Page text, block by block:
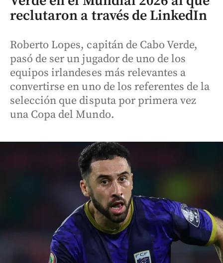
reclutaron a través de LinkedIn
Roberto Lopes, capitán de Cabo Verde,
pasó de ser un jugador de uno de los
equipos irlandeses más relevantes a
convertirse en uno de los referentes de la
selección que disputa por primera vez
una Copa del Mundo.